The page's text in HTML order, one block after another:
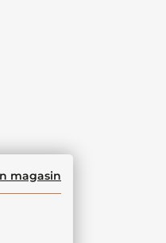
magasin